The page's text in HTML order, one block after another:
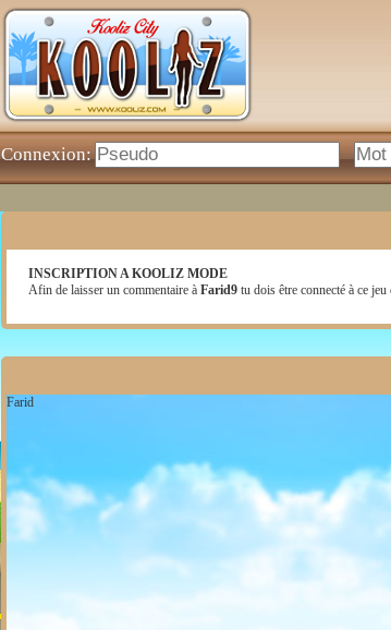
Connexion:
INSCRIPTION A KOOLIZ MODE
Afin de laisser un commentaire à Farid9 tu dois être connecté à ce
Farid